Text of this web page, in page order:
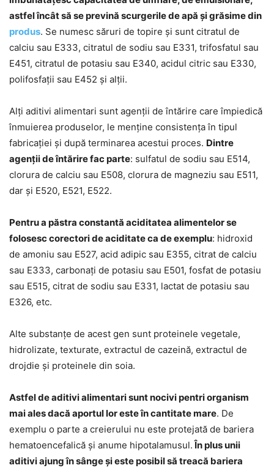
astfel încât să se prevină scurgerile de apă și grăsime din
produs. Se numesc săruri de topire și sunt citratul de
calciu sau E333, citratul de sodiu sau E331, trifosfatul sau
E451, citratul de potasiu sau E340, acidul citric sau E330,
polifosfații sau E452 și alții.
Alți aditivi alimentari sunt agenții de întărire care împiedică
înmuierea produselor, le menține consistența în tipul
fabricației și după terminarea acestui proces. Dintre
agenții de întărire fac parte: sulfatul de sodiu sau E514,
clorura de calciu sau E508, clorura de magneziu sau E511,
dar și E520, E521, E522.
Pentru a păstra constantă aciditatea alimentelor se
folosesc corectori de aciditate ca de exemplu: hidroxid
de amoniu sau E527, acid adipic sau E355, citrat de calciu
sau E333, carbonați de potasiu sau E501, fosfat de potasiu
sau E515, citrat de sodiu sau E331, lactat de potasiu sau
E326, etc.
Alte substanțe de acest gen sunt proteinele vegetale,
hidrolizate, texturate, extractul de cazeină, extractul de
drojdie și proteinele din soia.
Astfel de aditivi alimentari sunt nocivi pentri organism
mai ales dacă aportul lor este în cantitate mare. De
exemplu o parte a creierului nu este protejată de bariera
hematoencefalică și anume hipotalamusul.În plus unii
aditivi ajung în sânge și este posibil să treacă bariera